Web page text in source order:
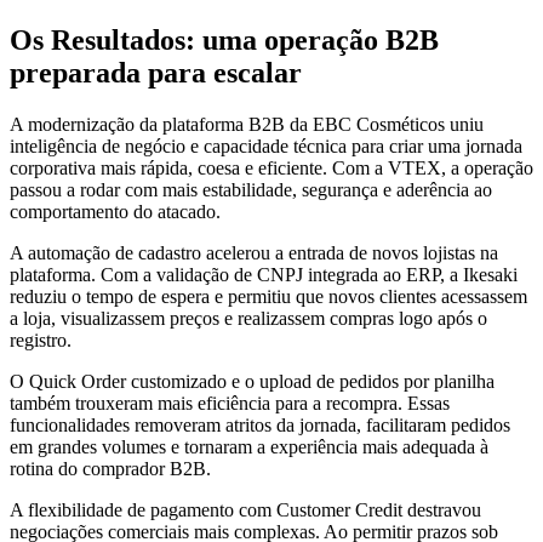
Os Resultados: uma operação B2B
preparada para escalar
A modernização da plataforma B2B da EBC Cosméticos uniu
inteligência de negócio e capacidade técnica para criar uma jornada
corporativa mais rápida, coesa e eficiente. Com a VTEX, a operação
passou a rodar com mais estabilidade, segurança e aderência ao
comportamento do atacado.
A automação de cadastro acelerou a entrada de novos lojistas na
plataforma. Com a validação de CNPJ integrada ao ERP, a Ikesaki
reduziu o tempo de espera e permitiu que novos clientes acessassem
a loja, visualizassem preços e realizassem compras logo após o
registro.
O Quick Order customizado e o upload de pedidos por planilha
também trouxeram mais eficiência para a recompra. Essas
funcionalidades removeram atritos da jornada, facilitaram pedidos
em grandes volumes e tornaram a experiência mais adequada à
rotina do comprador B2B.
A flexibilidade de pagamento com Customer Credit destravou
negociações comerciais mais complexas. Ao permitir prazos sob